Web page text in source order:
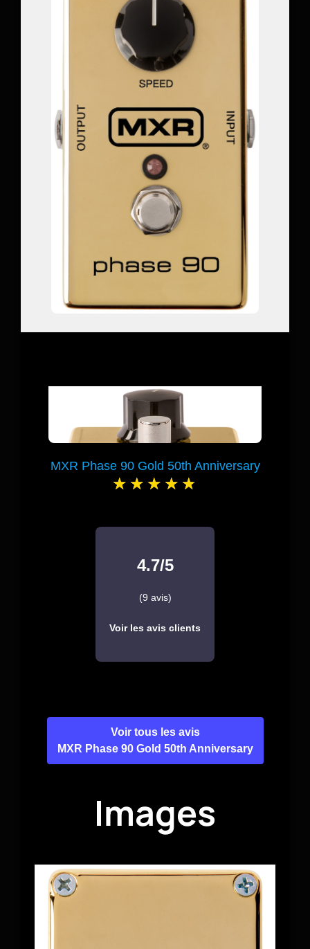
MXR Phase 90 Gold 50th Anniversary
4.7/5
(9 avis)
Voir les avis clients
Voir tous les avis
MXR Phase 90 Gold 50th Anniversary
Images